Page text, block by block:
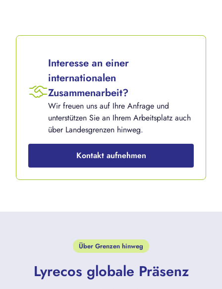
Interesse an einer
internationalen
Zusammenarbeit?
Wir freuen uns auf Ihre Anfrage und
unterstützen Sie an Ihrem Arbeitsplatz auch
über Landesgrenzen hinweg.
Kontakt aufnehmen
Über Grenzen hinweg
Lyrecos globale Präsenz